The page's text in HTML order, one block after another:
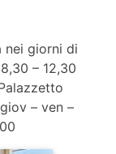
nei giorni di
– 12,30
– ven –